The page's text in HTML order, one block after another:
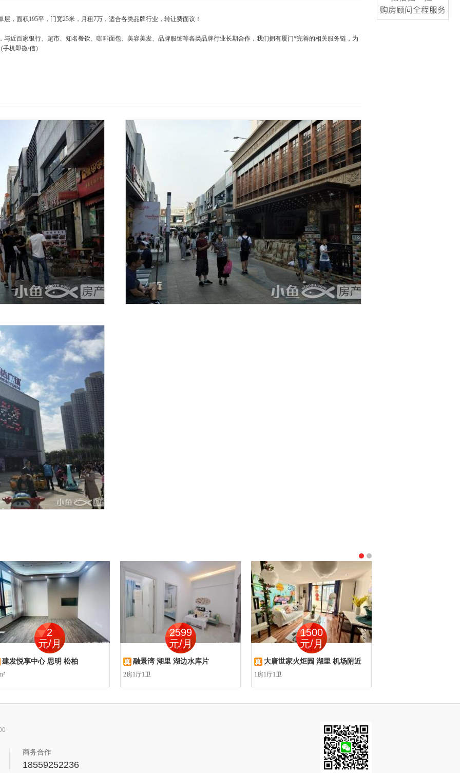
，面积195平，门宽25米，月租7万，适合各类品牌行业，转让费面议！
近百家银行、超市、知名餐饮、咖啡面包、美容美发、品牌服饰等各类品牌行业长期合作，我们拥有厦门*完善的相关服务链，为
机即微/信）
2
元/月
建发悦享中心 思明 松柏
2599
元/月
融景湾 湖里 湖边水库片
2房1厅1卫
1500
元/月
大唐世家火炬园 湖里 机场附近
1房1厅1卫
商务合作
18559252236